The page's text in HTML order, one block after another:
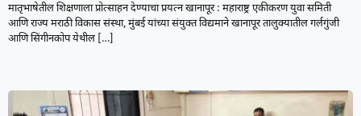
मातृभाषेतील शिक्षणाला प्रोत्साहन देण्याचा प्रयत्न खानापूर : महाराष्ट्र एकीकरण युवा समिती
आणि राज्य मराठी विकास संस्था, मुंबई यांच्या संयुक्त विद्यमाने खानापूर तालुक्यातील गर्लगुंजी
आणि सिंगीनकोप येथील […]